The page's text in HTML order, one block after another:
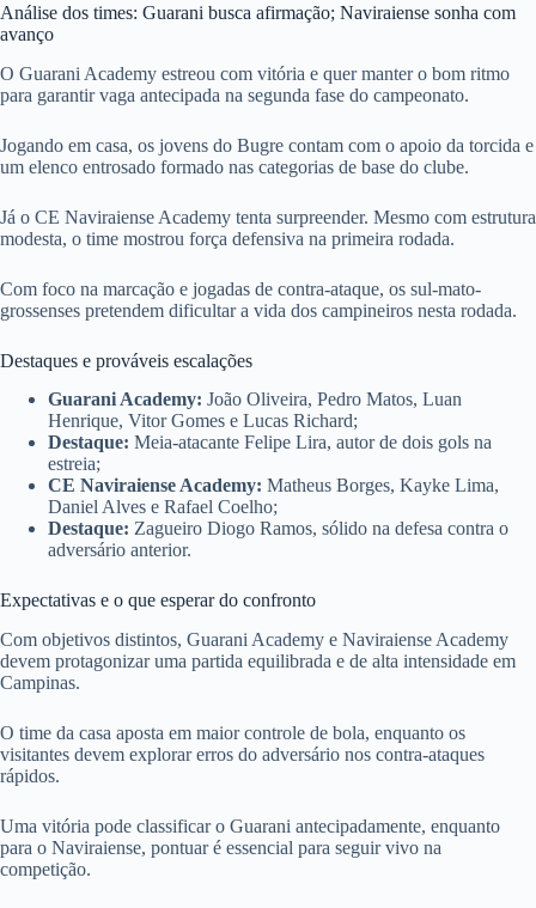
Análise dos times: Guarani busca afirmação; Naviraiense sonha com
avanço
O Guarani Academy estreou com vitória e quer manter o bom ritmo
para garantir vaga antecipada na segunda fase do campeonato.
Jogando em casa, os jovens do Bugre contam com o apoio da torcida e
um elenco entrosado formado nas categorias de base do clube.
Já o CE Naviraiense Academy tenta surpreender. Mesmo com estrutura
modesta, o time mostrou força defensiva na primeira rodada.
Com foco na marcação e jogadas de contra-ataque, os sul-mato-
grossenses pretendem dificultar a vida dos campineiros nesta rodada.
Destaques e prováveis escalações
Guarani Academy: João Oliveira, Pedro Matos, Luan
Henrique, Vitor Gomes e Lucas Richard;
Destaque: Meia-atacante Felipe Lira, autor de dois gols na
estreia;
CE Naviraiense Academy: Matheus Borges, Kayke Lima,
Daniel Alves e Rafael Coelho;
Destaque: Zagueiro Diogo Ramos, sólido na defesa contra o
adversário anterior.
Expectativas e o que esperar do confronto
Com objetivos distintos, Guarani Academy e Naviraiense Academy
devem protagonizar uma partida equilibrada e de alta intensidade em
Campinas.
O time da casa aposta em maior controle de bola, enquanto os
visitantes devem explorar erros do adversário nos contra-ataques
rápidos.
Uma vitória pode classificar o Guarani antecipadamente, enquanto
para o Naviraiense, pontuar é essencial para seguir vivo na
competição.